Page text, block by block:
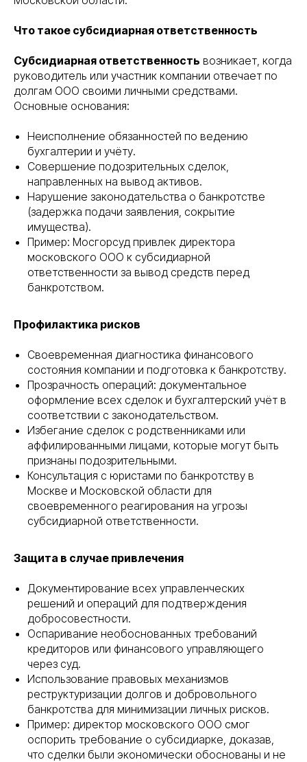
Что такое субсидиарная ответственность
Субсидиарная ответственность возникает, когда
руководитель или участник компании отвечает по
долгам ООО своими личными средствами.
Основные основания:
Неисполнение обязанностей по ведению
бухгалтерии и учёту.
Совершение подозрительных сделок,
направленных на вывод активов.
Нарушение законодательства о банкротстве
(задержка подачи заявления, сокрытие
имущества).
Пример: Мосгорсуд привлек директора
московского ООО к субсидиарной
ответственности за вывод средств перед
банкротством.
Профилактика рисков
Своевременная диагностика финансового
состояния компании и подготовка к банкротству.
Прозрачность операций: документальное
оформление всех сделок и бухгалтерский учёт в
соответствии с законодательством.
Избегание сделок с родственниками или
аффилированными лицами, которые могут быть
признаны подозрительными.
Консультация с юристами по банкротству в
Москве и Московской области для
своевременного реагирования на угрозы
субсидиарной ответственности.
Защита в случае привлечения
Документирование всех управленческих
решений и операций для подтверждения
добросовестности.
Оспаривание необоснованных требований
кредиторов или финансового управляющего
через суд.
Использование правовых механизмов
реструктуризации долгов и добровольного
банкротства для минимизации личных рисков.
Пример: директор московского ООО смог
оспорить требование о субсидиарке, доказав,
что сделки были экономически обоснованы и не